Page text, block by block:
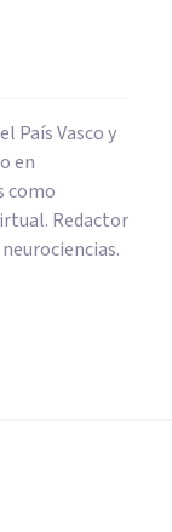
País Vasco y
en
como
Redactor